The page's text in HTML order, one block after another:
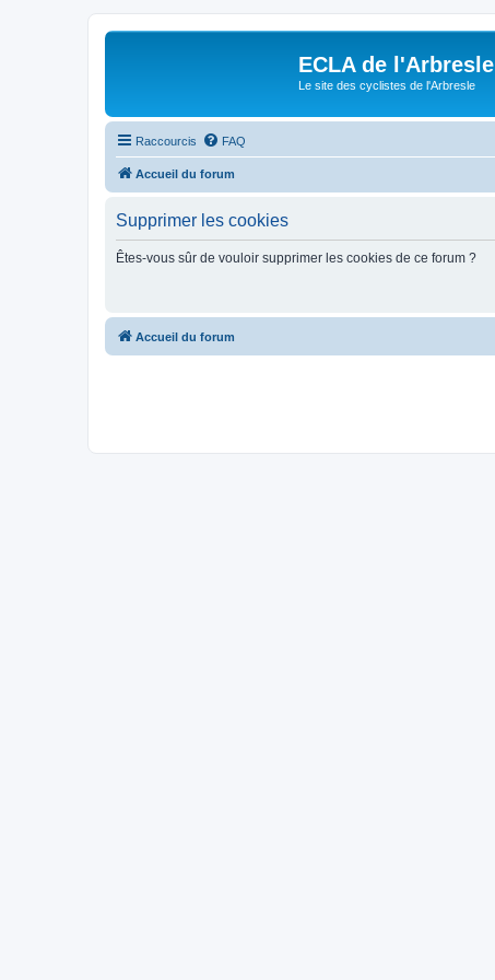
ECLA de l'Arbresle
Le site des cyclistes de l'Arbresle
Raccourcis FAQ
Accueil du forum
Supprimer les cookies
Êtes-vous sûr de vouloir supprimer les cookies de ce forum ?
Accueil du forum